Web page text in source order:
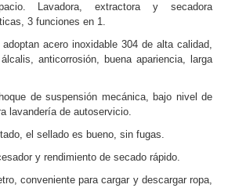
Lavadora, extractora y secadora
3 funciones en 1.
acero inoxidable 304 de alta calidad,
anticorrosión, buena apariencia, larga
de suspensión mecánica, bajo nivel de
lavandería de autoservicio.
el sellado es bueno, sin fugas.
y rendimiento de secado rápido.
conveniente para cargar y descargar ropa,